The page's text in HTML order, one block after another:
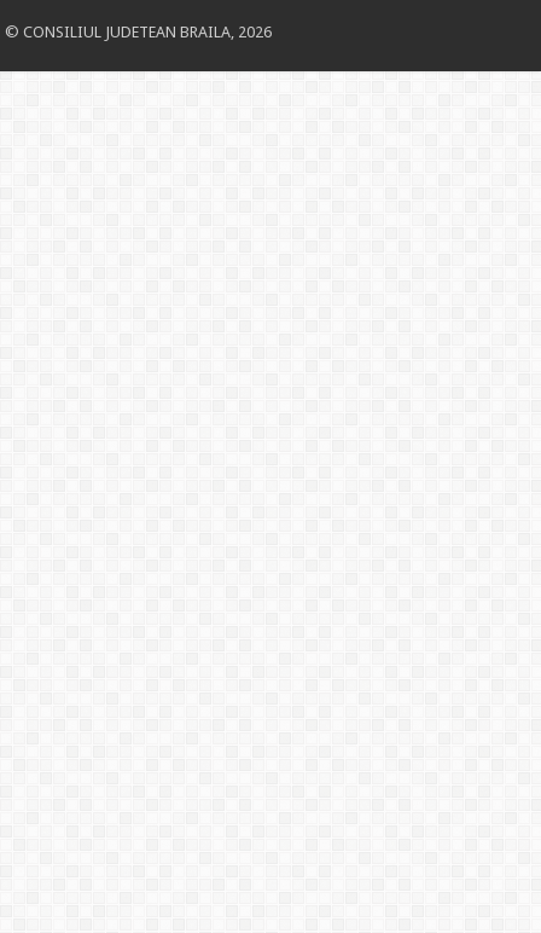
© CONSILIUL JUDETEAN BRAILA, 2026